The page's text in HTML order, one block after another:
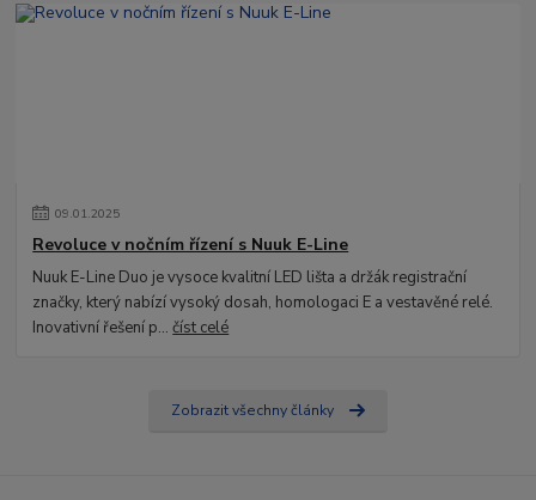
09.01.2025
Revoluce v nočním řízení s Nuuk E-Line
Nuuk E-Line Duo je vysoce kvalitní LED lišta a držák registrační
značky, který nabízí vysoký dosah, homologaci E a vestavěné relé.
Inovativní řešení p...číst celé
Zobrazit všechny články